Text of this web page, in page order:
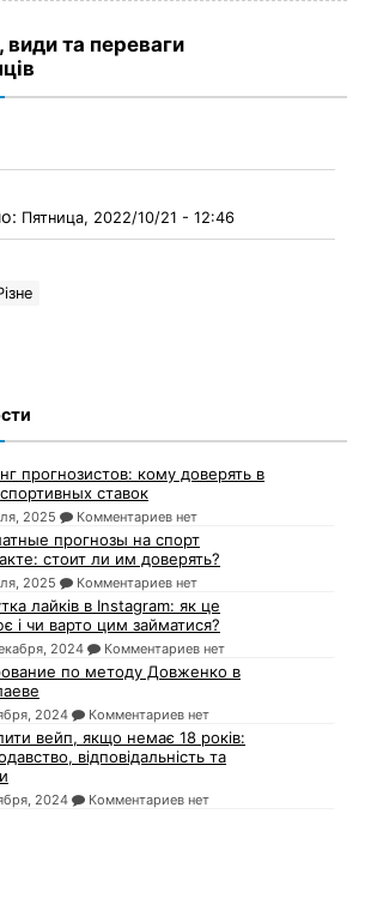
види та переваги
Пятница, 2022/10/21 - 12:46
прогнозистов: кому доверять в
ставок
2025 Комментариев нет
прогнозы на спорт
стоит ли им доверять?
2025 Комментариев нет
лайків в Instagram: як це
і чи варто цим займатися?
2024 Комментариев нет
по методу Довженко в
2024 Комментариев нет
вейп, якщо немає 18 років:
відповідальність та
2024 Комментариев нет